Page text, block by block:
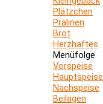
Plätzchen
Pralinen
Brot
Herzhaftes
Menüfolge
Vorspeise
Hauptspeise
Nachspeise
Beilagen